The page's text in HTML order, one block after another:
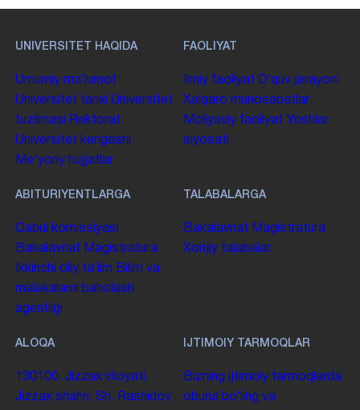
UNIVERSITET HAQIDA
Umumiy maʼlumot
Universitet tarixi Universitet
tuzilmasi
Rektorat
Universitet kengashi
Me'yoriy hujjatlar
FAOLIYAT
Ilmiy faoliyat Oʻquv jarayoni
Xalqaro munosabatlar
Moliyaviy faoliyat Yoshlar
siyosati
ABITURIYENTLARGA
Qabul komissiyasi
Bakalavriat Magistratura
Ikkinchi oliy taʼlim Bilim va
malakalarni baholash
agentligi
TALABALARGA
Bakalavriat Magistratura
Xorijiy talabalar
ALOQA
130100. Jizzax viloyati,
Jizzax shahri, Sh. Rashidov
IJTIMOIY TARMOQLAR
Bizning ijtimoiy tarmoqlarda
obuna boʻling va